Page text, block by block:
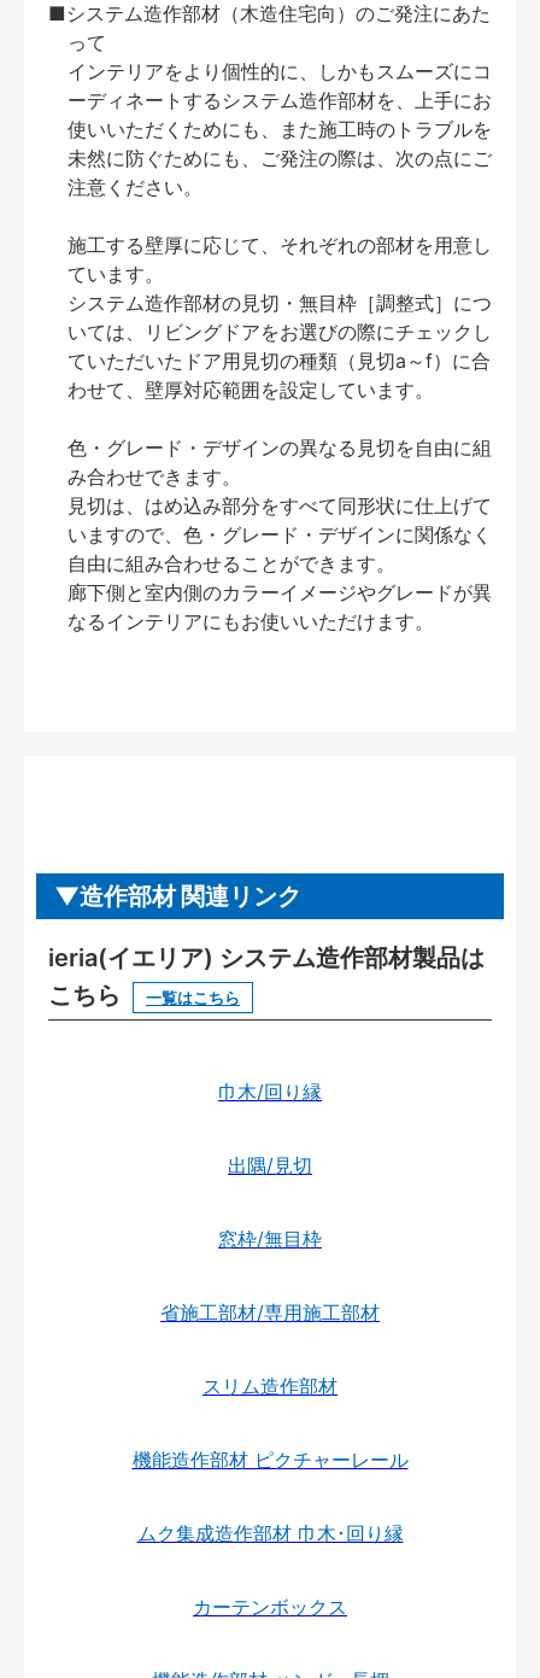
■システム造作部材（木造住宅向）のご発注にあた
って
インテリアをより個性的に、しかもスムーズにコ
ーディネートするシステム造作部材を、上手にお
使いいただくためにも、また施工時のトラブルを
未然に防ぐためにも、ご発注の際は、次の点にご
注意ください。
施工する壁厚に応じて、それぞれの部材を用意し
ています。
システム造作部材の見切・無目枠［調整式］につ
いては、リビングドアをお選びの際にチェックし
ていただいたドア用見切の種類（見切a～f）に合
わせて、壁厚対応範囲を設定しています。
色・グレード・デザインの異なる見切を自由に組
み合わせできます。
見切は、はめ込み部分をすべて同形状に仕上げて
いますので、色・グレード・デザインに関係なく
自由に組み合わせることができます。
廊下側と室内側のカラーイメージやグレードが異
なるインテリアにもお使いいただけます。
造作部材 関連リンク
ieria(イエリア) システム造作部材製品は
こちら
一覧はこちら
巾木/回り縁
出隅/見切
窓枠/無目枠
省施工部材/専用施工部材
スリム造作部材
機能造作部材 ピクチャーレール
ムク集成造作部材 巾木･回り縁
カーテンボックス